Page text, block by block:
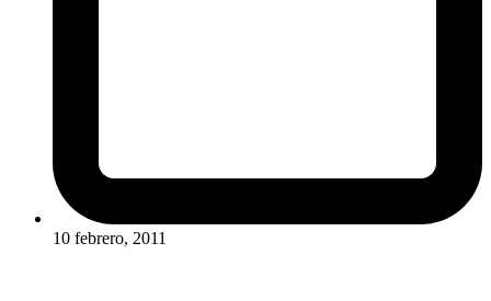
10 febrero, 2011